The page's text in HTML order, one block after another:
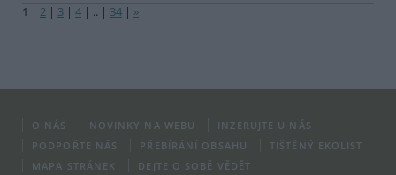
1 | 2 | 3 | 4 | .. | 34 | »
O NÁS NOVINKY NA WEBU
INZERUJTE U NÁS
PODPOŘTE NÁS
PŘEBÍRÁNÍ OBSAHU
TIŠTĚNÝ EKOLIST
MAPA STRÁNEK
DEJTE O SOBĚ VĚDĚT